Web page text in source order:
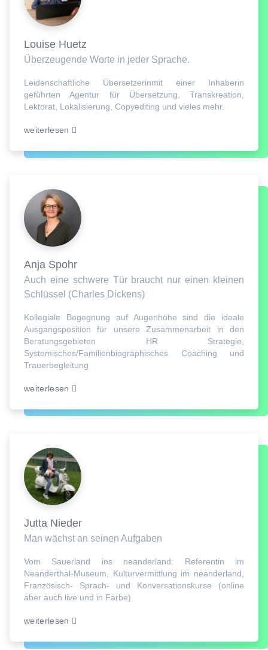
Louise Huetz
Überzeugende Worte in jeder Sprache.
Leidenschaftliche Übersetzerinmit einer Inhaberin
geführten Agentur für Übersetzung, Transkreation,
Lektorat, Lokalisierung, Copyediting und vieles mehr.
weiterlesen
Anja Spohr
Auch eine schwere Tür braucht nur einen kleinen
Schlüssel (Charles Dickens)
Kollegiale Begegnung auf Augenhöhe sind die ideale
Ausgangsposition für unsere Zusammenarbeit in den
Beratungsgebieten HR Strategie,
Systemisches/Familienbiographisches Coaching und
Trauerbegleitung
weiterlesen
Jutta Nieder
Man wächst an seinen Aufgaben
Vom Sauerland ins neanderland: Referentin im
Neanderthal-Museum, Kulturvermittlung im neanderland,
Französisch- Sprach- und Konversationskurse (online
aber auch live und in Farbe)
weiterlesen